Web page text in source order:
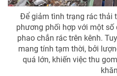
VTV9
Liên hệ tòa soạn
Để giảm tình trạng rác thải
phương phối hợp với một
phao chắn rác trên kênh.
mang tính tạm thời, bởi
quá lớn, khiến việc thu